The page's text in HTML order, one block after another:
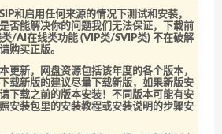
和启用任何来源的情况下测试和安装，
否能解决你的问题我们无法保证，下载前
/AI在线类功能 (VIP类/SVIP类) 不在破解
购买正版。
更新，网盘资源包括该年度的各个版本，
载新版的建议尽量下载新版，如果新版安
下载之前的版本安装！不同版本可能有安
安装包里的安装教程或安装说明的步骤安